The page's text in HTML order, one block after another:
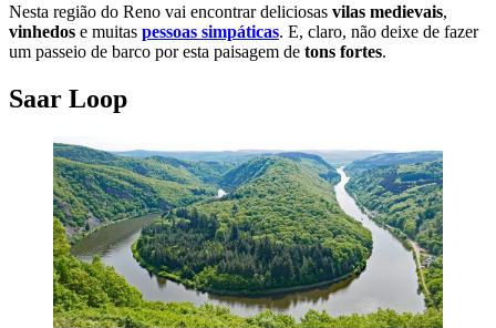
Nesta região do Reno vai encontrar deliciosas vilas medievais,
vinhedos e muitas pessoas simpáticas. E, claro, não deixe de fazer
um passeio de barco por esta paisagem de tons fortes.
Saar Loop